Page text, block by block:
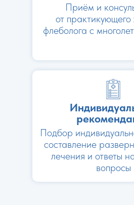
Подбор
составление
лечения и ответы
вопросы
Приём и
от практикующего
флеболога с